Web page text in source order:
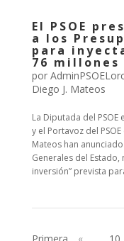
El PSOE
a los
para
76 millones
por
Diego J. Mateos
La Diputada del
y el Portavoz del
Mateos han
Generales del Estado,
inversión” prevista